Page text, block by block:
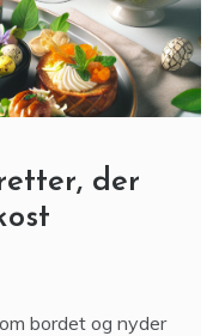
der
bordet og nyder